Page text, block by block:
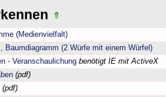
(Medienvielfalt)
Baumdiagramm (2 Würfe mit einem Würfel)
- Veranschaulichung benötigt IE mit ActiveX
(pdf)
(pdf)